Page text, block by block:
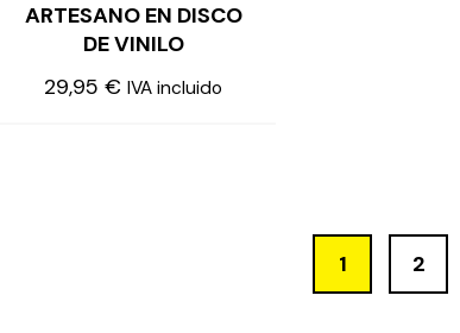
ARTESANO EN DISCO
DE VINILO
29,95 € IVA incluido
1 2